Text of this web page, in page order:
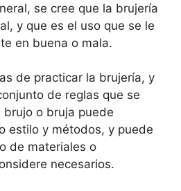
se cree que la brujería
y que es el uso que se le
en buena o mala.
de practicar la brujería, y
de reglas que se
brujo o bruja puede
estilo y métodos, y puede
de materiales o
necesarios.